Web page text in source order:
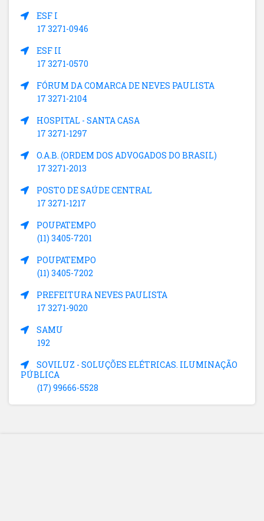
ESF I
17 3271-0946
ESF II
17 3271-0570
FÓRUM DA COMARCA DE NEVES PAULISTA
17 3271-2104
HOSPITAL - SANTA CASA
17 3271-1297
O.A.B. (ORDEM DOS ADVOGADOS DO BRASIL)
17 3271-2013
POSTO DE SAÚDE CENTRAL
17 3271-1217
POUPATEMPO
(11) 3405-7201
POUPATEMPO
(11) 3405-7202
PREFEITURA NEVES PAULISTA
17 3271-9020
SAMU
192
SOVILUZ - SOLUÇÕES ELÉTRICAS. ILUMINAÇÃO
PÚBLICA
(17) 99666-5528